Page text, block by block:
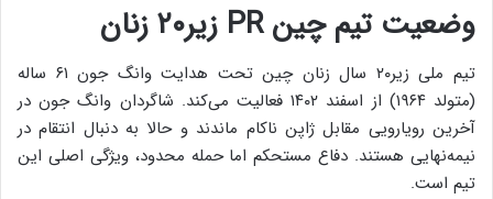
وضعیت تیم چین PR زیر۲۰ زنان
تیم ملی زیر۲۰ سال زنان چین تحت هدایت وانگ جون ۶۱ ساله
(متولد ۱۹۶۴) از اسفند ۱۴۰۲ فعالیت می‌کند. شاگردان وانگ جون در
آخرین رویارویی مقابل ژاپن ناکام ماندند و حالا به دنبال انتقام در
نیمه‌نهایی هستند. دفاع مستحکم اما حمله محدود، ویژگی اصلی این
تیم است.